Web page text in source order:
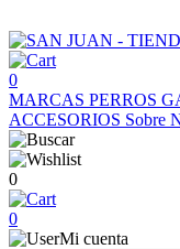
0
MARCAS PERROS
ACCESORIOS Sobre
0
0
Mi cuenta